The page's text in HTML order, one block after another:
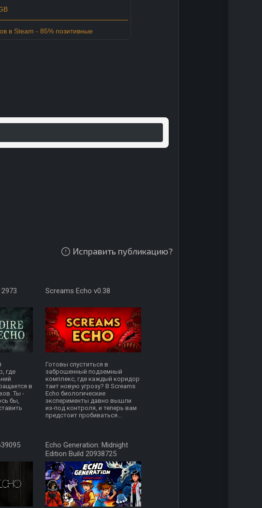
в Steam - 85% позитивные
Исправить публикацию?
где
в
Ты -
бы,
Screams Echo v0.38
Готовы спуститься в
заброшенный подземный
комплекс, где каждый коридор
таит новую угрозу? В Screams
Echo биологические
эксперименты давно вышли
из-под контроля, и теперь вам
предстоит пробиваться...
Echo Generation: Midnight
Edition Build 20938725